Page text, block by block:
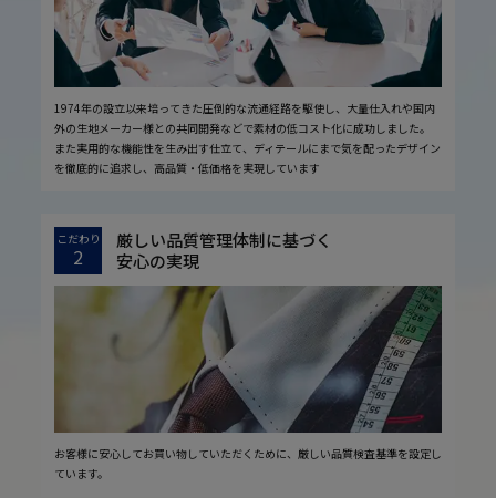
1974年の設立以来培ってきた圧倒的な流通経路を駆使し、大量仕入れや国内
外の生地メーカー様との共同開発などで素材の低コスト化に成功しました。
また実用的な機能性を生み出す仕立て、ディテールにまで気を配ったデザイン
を徹底的に追求し、高品質・低価格を実現しています
こだわり
2
厳しい品質管理体制に基づく
安心の実現
お客様に安心してお買い物していただくために、厳しい品質検査基準を設定し
ています。